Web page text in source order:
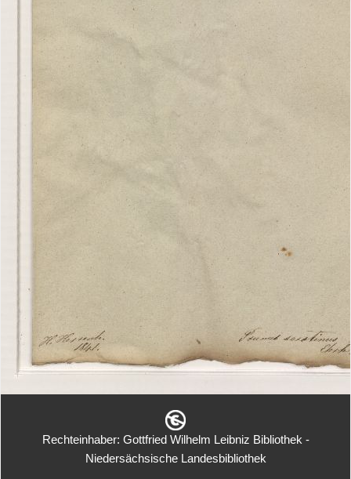
Rechteinhaber: Gottfried Wilhelm Leibniz Bibliothek -
Niedersächsische Landesbibliothek